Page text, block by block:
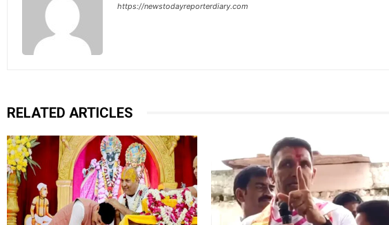
https://newstodayreporterdiary.com
RELATED ARTICLES